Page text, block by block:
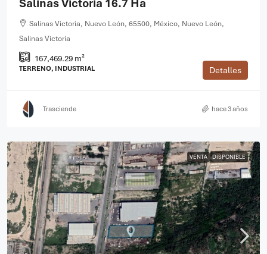
Salinas Victoria 16.7 Ha
Salinas Victoria, Nuevo León, 65500, México, Nuevo León,
Salinas Victoria
167,469.29 m²
TERRENO, INDUSTRIAL Detalles
Trasciende hace 3 años
VENTA DISPONIBLE